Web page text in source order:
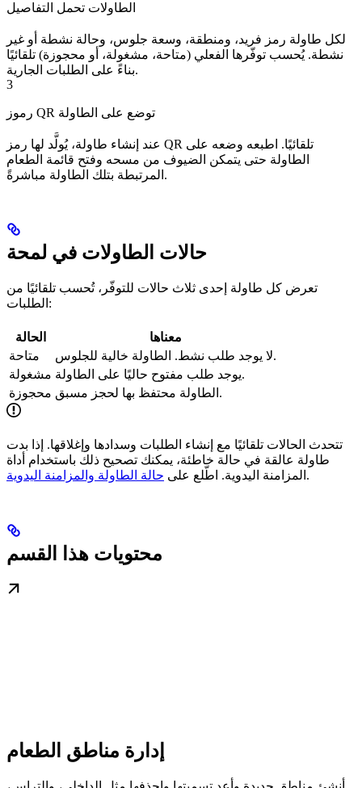
الطاولات تحمل التفاصيل
لكل طاولة رمز فريد، ومنطقة، وسعة جلوس، وحالة نشطة أو غير
نشطة. يُحسب توفّرها الفعلي (متاحة، مشغولة، أو محجوزة) تلقائيًا
بناءً على الطلبات الجارية.
3
رموز QR توضع على الطاولة
عند إنشاء طاولة، يُولَّد لها رمز QR تلقائيًا. اطبعه وضعه على
الطاولة حتى يتمكن الضيوف من مسحه وفتح قائمة الطعام
المرتبطة بتلك الطاولة مباشرةً.
حالات الطاولات في لمحة
تعرض كل طاولة إحدى ثلاث حالات للتوفّر، تُحسب تلقائيًا من
الطلبات:
الحالة
معناها
متاحة
لا يوجد طلب نشط. الطاولة خالية للجلوس.
مشغولة
يوجد طلب مفتوح حاليًا على الطاولة.
محجوزة
الطاولة محتفظ بها لحجز مسبق.
تتحدث الحالات تلقائيًا مع إنشاء الطلبات وسدادها وإغلاقها. إذا بدت
طاولة عالقة في حالة خاطئة، يمكنك تصحيح ذلك باستخدام أداة
المزامنة اليدوية. اطّلع على حالة الطاولة والمزامنة اليدوية .
محتويات هذا القسم
إدارة مناطق الطعام